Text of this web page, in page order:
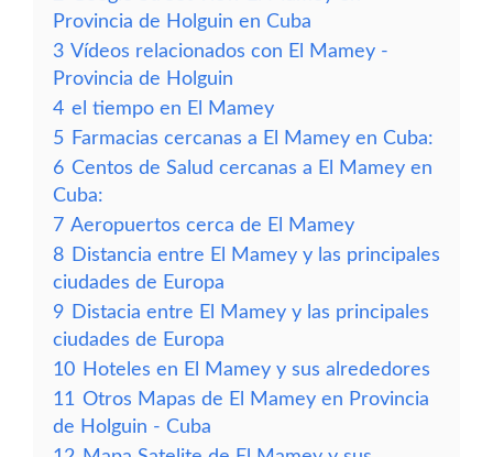
Provincia de Holguin en Cuba
3 Vídeos relacionados con El Mamey -
Provincia de Holguin
4 el tiempo en El Mamey
5 Farmacias cercanas a El Mamey en Cuba:
6 Centos de Salud cercanas a El Mamey en
Cuba:
7 Aeropuertos cerca de El Mamey
8 Distancia entre El Mamey y las principales
ciudades de Europa
9 Distacia entre El Mamey y las principales
ciudades de Europa
10 Hoteles en El Mamey y sus alrededores
11 Otros Mapas de El Mamey en Provincia
de Holguin - Cuba